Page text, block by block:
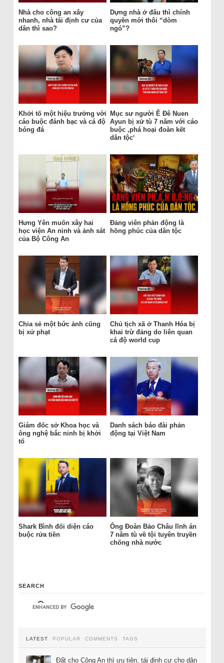
Nhà cho công an xây
nhanh, nhà tái định cư của
dân thì sao?
Dựng nhà ở đâu thì chính
quyền mới thôi “dòm
ngó”?
Khởi tố một hiệu trưởng với
cáo buộc đánh bạc và cá độ
bóng đá
Mục sư người Ê Đê Nuen
Ayun bị xử tù 7 năm với cáo
buộc ‚phá hoại đoàn kết
dân tộc‘
Hưng Yên muốn xây hai
học viện An ninh và ảnh sát
của Bộ Công An
Đảng viên phản động là
hồng phúc của dân tộc
Chia sẻ một bức ảnh cũng
bị xử phạt
Chủ tịch xã ở Thanh Hóa bị
khai trừ đảng do liên quan
cá độ world cup
Giám đốc sở Khoa học và
ông nghệ bắc ninh bị khởi
tố
Danh sách báo đài phản
động tại Việt Nam
Shark Bình đối diện cáo
buộc rửa tiền
Ông Đoàn Bảo Châu lĩnh án
7 năm tù về tội tuyên truyền
chống nhà nước
SEARCH
LATEST POPULAR COMMENTS TAGS
Đất cho Công An thì ưu tiên, tái định cư cho dân